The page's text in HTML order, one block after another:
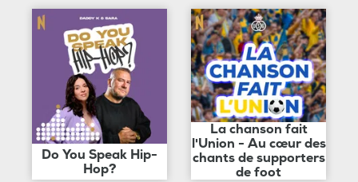
Do You Speak Hip-
Hop?
La chanson fait
l'Union - Au cœur des
chants de supporters
de foot